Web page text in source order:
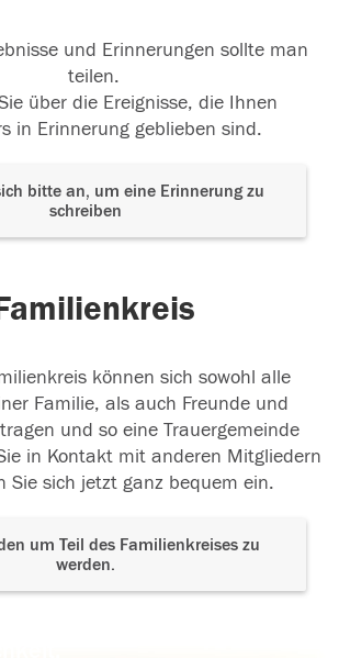
und Erinnerungen sollte man
teilen.
über die Ereignisse, die Ihnen
in Erinnerung geblieben sind.
bitte an, um eine Erinnerung zu
schreiben
können sich sowohl alle
Familie, als auch Freunde und
und so eine Trauergemeinde
in Kontakt mit anderen Mitgliedern
Sie sich jetzt ganz bequem ein.
um Teil des Familienkreises zu
werden.